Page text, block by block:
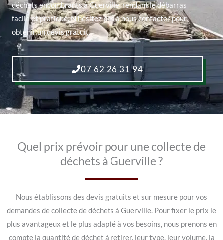
déchets encombrants à Guerville, rendant le débarras
facile et pratique. N’hésitez pas à nous contacter pour
obtenir un devis gratuit.
07 62 26 31 94
Quel prix prévoir pour une collecte de
déchets à Guerville ?
Nous établissons des devis gratuits et sur mesure pour vos
demandes de collecte de déchets à Guerville. Pour fixer le prix le
plus avantageux et le plus adapté à vos besoins, nous prenons en
compte la quantité de déchet à retirer, leur type, leur volume, la